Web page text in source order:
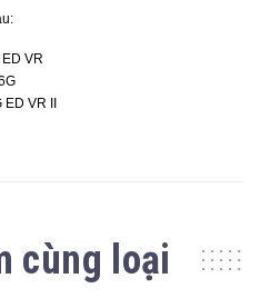
VR
VR II
cùng loại